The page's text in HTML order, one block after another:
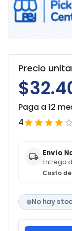
Precio
Paga a 12
4
Envío
Entrega
Costo
No hay